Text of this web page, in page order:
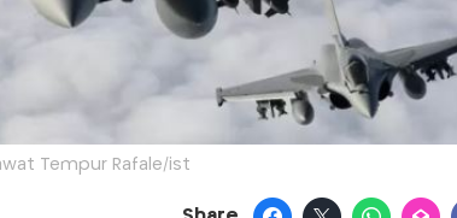
Tempur Rafale/ist